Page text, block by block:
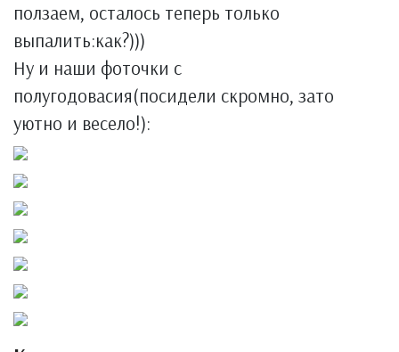
ползаем, осталось теперь только
выпалить:как?)))
Ну и наши фоточки с
полугодовасия(посидели скромно, зато
уютно и весело!):